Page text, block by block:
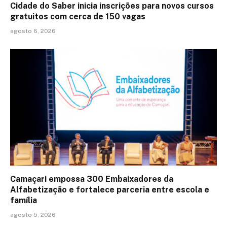
Cidade do Saber inicia inscrições para novos cursos
gratuitos com cerca de 150 vagas
agosto 6, 2026
Camaçari empossa 300 Embaixadores da
Alfabetização e fortalece parceria entre escola e
família
agosto 5, 2026